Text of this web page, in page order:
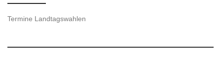
Termine Landtagswahlen